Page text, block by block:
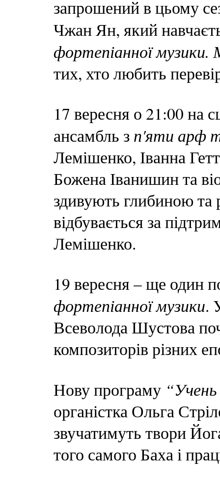
запрошений в цьому
Чжан Ян, який
фортепіанної
тих, хто любить
17 вересня о 21:00 на
ансамбль з п'яти арф
Лемішенко, Іванна
Божена Іванишин та
здивують глибиною та
відбувається за
Лемішенко.
19 вересня – ще один
фортепіанної музики.
Всеволода Шустова
композиторів різних
Нову програму
органістка Ольга
звучатимуть твори
того самого Баха і